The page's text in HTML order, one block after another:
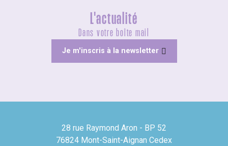
L'actualité
Dans votre boîte mail
Je m'inscris à la newsletter
28 rue Raymond Aron - BP 52
76824 Mont-Saint-Aignan Cedex